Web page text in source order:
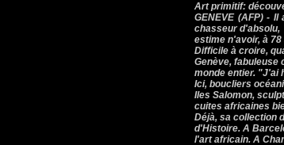
Art primitif:
GENEVE (AFP) -
chasseur d'absolu,
estime n'avoir, à
Difficile à croire,
Genève, fabuleuse
monde entier. "J'ai
Ici, boucliers
Iles Salomon,
cuites africaines
Déjà, sa collection
d'Histoire. A
l'art africain. A